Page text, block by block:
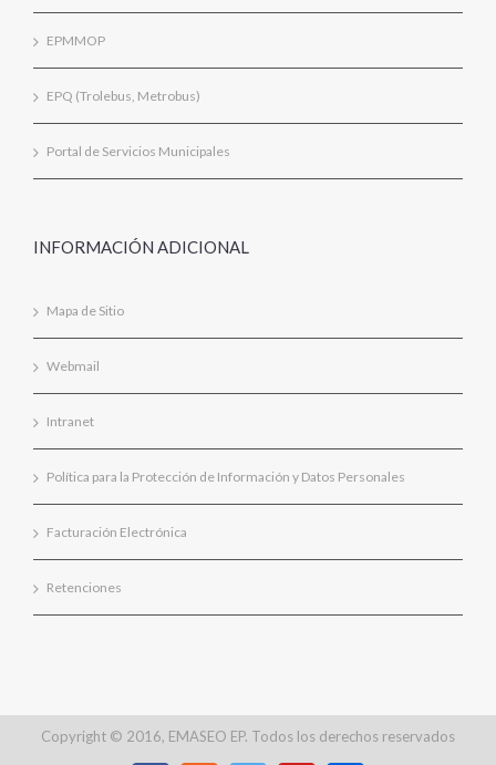
EPMMOP
EPQ (Trolebus, Metrobus)
Portal de Servicios Municipales
INFORMACIÓN ADICIONAL
Mapa de Sitio
Webmail
Intranet
Política para la Protección de Información y Datos Personales
Facturación Electrónica
Retenciones
Copyright © 2016, EMASEO EP. Todos los derechos reservados